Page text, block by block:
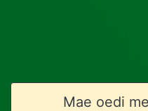
Mae oedi